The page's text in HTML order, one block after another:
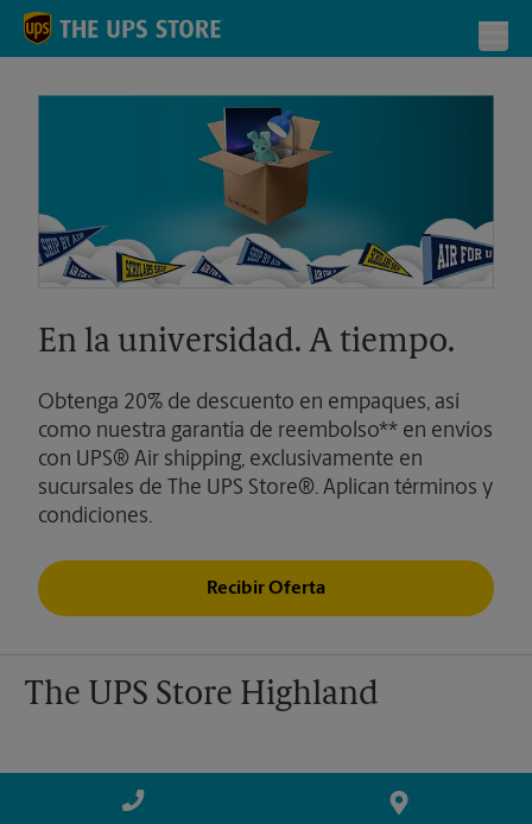
Skip to content
Return to Nav
En la universidad. A tiempo.
Obtenga 20% de descuento en empaques, así
como nuestra garantía de reembolso** en envíos
con UPS® Air shipping, exclusivamente en
sucursales de The UPS Store®. Aplican términos y
condiciones.
Recibir Oferta
The UPS Store Highland